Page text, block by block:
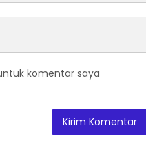
komentar saya